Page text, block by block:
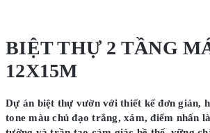
BIỆT THỰ 2 TẦNG
12X15M
Dự án biệt thự vườn với thiết kế đơn giản,
tone màu chủ đạo trắng, xám, điểm nhấn